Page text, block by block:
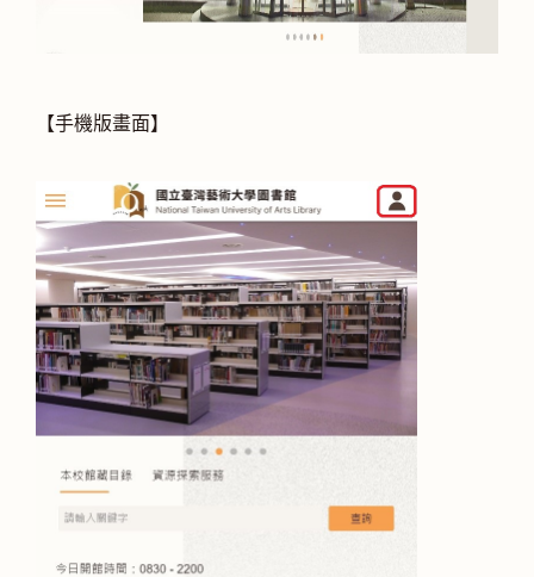
【手機版畫面】